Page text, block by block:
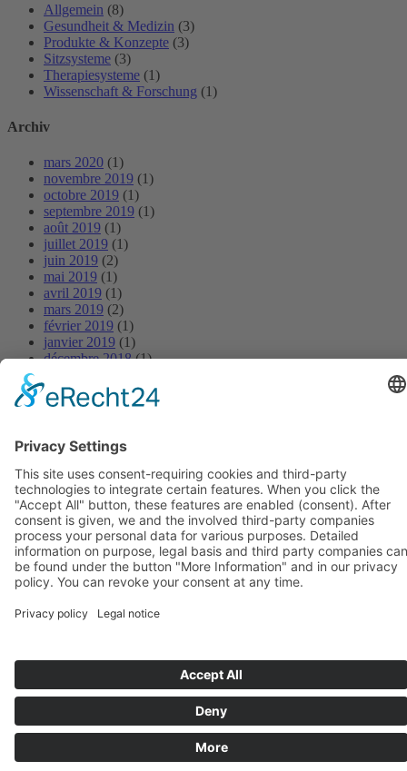
Allgemein (8)
Gesundheit & Medizin (3)
Produkte & Konzepte (3)
Sitzsysteme (3)
Therapiesysteme (1)
Wissenschaft & Forschung (1)
Archiv
mars 2020 (1)
novembre 2019 (1)
octobre 2019 (1)
septembre 2019 (1)
août 2019 (1)
juillet 2019 (1)
juin 2019 (2)
mai 2019 (1)
avril 2019 (1)
mars 2019 (2)
février 2019 (1)
janvier 2019 (1)
décembre 2018(1)
octobre 2018(1)
septembre 2018(1)
juillet 2018(1)
juin 2018(1)
mai 2018 (1)
avril 2018(1)
mars 2018(1)
février 2018 (1)
janvier 2018(1)
Systèmes d’assise de BIOSWING
Systèmes thérapeutiques de BIOSWING
Contact
English